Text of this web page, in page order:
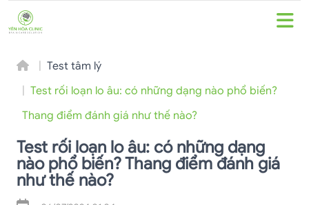
Test tâm lý
Test rối loạn lo âu: có những dạng nào phổ biến?
Thang điểm đánh giá như thế nào?
Test rối loạn lo âu: có những dạng
nào phổ biến? Thang điểm đánh giá
như thế nào?